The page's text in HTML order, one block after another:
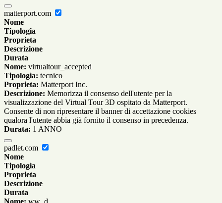
matterport.com
Nome
Tipologia
Proprieta
Descrizione
Durata
Nome: virtualtour_accepted
Tipologia: tecnico
Proprieta: Matterport Inc.
Descrizione: Memorizza il consenso dell'utente per la
visualizzazione del Virtual Tour 3D ospitato da Matterport.
Consente di non ripresentare il banner di accettazione cookies
qualora l'utente abbia già fornito il consenso in precedenza.
Durata: 1 ANNO
padlet.com
Nome
Tipologia
Proprieta
Descrizione
Durata